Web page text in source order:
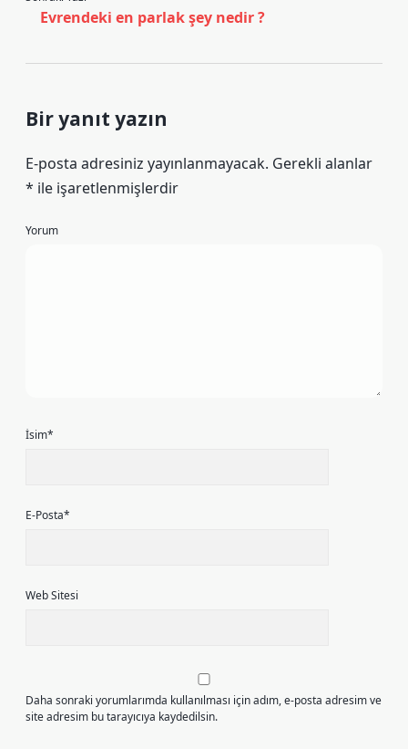
Evrendeki en parlak şey nedir ?
Bir yanıt yazın
E-posta adresiniz yayınlanmayacak. Gerekli alanlar
* ile işaretlenmişlerdir
Yorum
İsim*
E-Posta*
Web Sitesi
Daha sonraki yorumlarımda kullanılması için adım, e-posta adresim ve
site adresim bu tarayıcıya kaydedilsin.